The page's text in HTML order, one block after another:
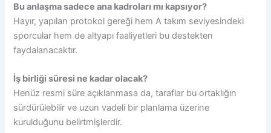
Bu anlaşma sadece ana kadroları mı kapsıyor?
Hayır, yapılan protokol gereği hem A takım seviyesindeki
sporcular hem de altyapı faaliyetleri bu destekten
faydalanacaktır.
İş birliği süresi ne kadar olacak?
Henüz resmi süre açıklanmasa da, taraflar bu ortaklığın
sürdürülebilir ve uzun vadeli bir planlama üzerine
kurulduğunu belirtmişlerdir.